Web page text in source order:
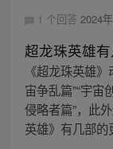
1 个回答 2024
超龙珠英雄
《超龙珠英雄
宙争乱篇”“宇宙
侵略者篇”，此
英雄》有几部的